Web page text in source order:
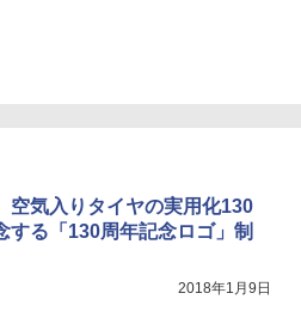
空気入りタイヤの実用化130
する「130周年記念ロゴ」制
2018年1月9日